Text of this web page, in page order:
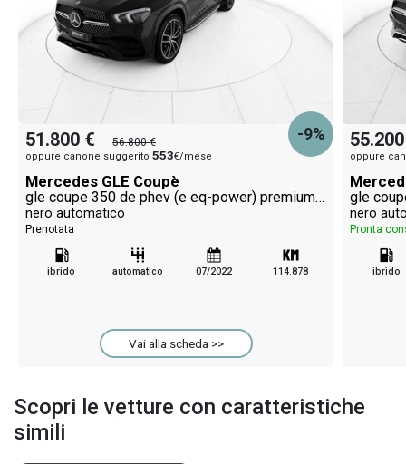
-9%
51.800 € 56.800 €
oppure canone suggerito 553€/mese
Mercedes GLE Coupè
gle coupe 350 de phev (e eq-power) premium 4matic auto
nero automatico
Prenotata
ibrido automatico 07/2022 114.878
Vai alla scheda >>
oppure
nero
Pronta
ibrido
Scopri le vetture con caratteristiche
simili